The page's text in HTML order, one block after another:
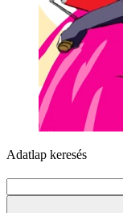
Adatlap keresés